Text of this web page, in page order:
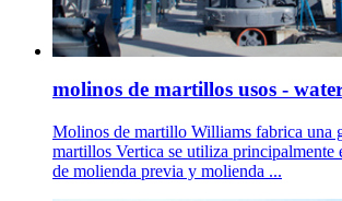
molinos de martillos usos -
Molinos de martillo Williams fabrica una
martillos Vertica se utiliza principalmente
de molienda previa y molienda ...